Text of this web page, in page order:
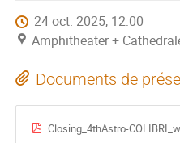
24 oct. 2025, 12:00
Amphitheater +
Documents de
Closing_4thAstro-